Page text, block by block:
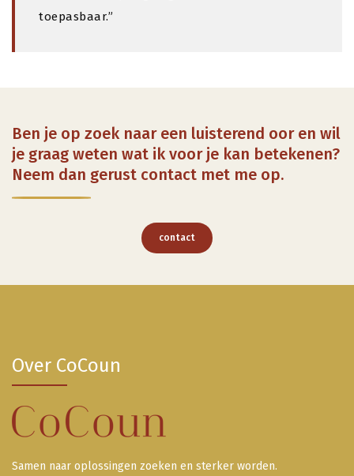
toepasbaar.”
Ben je op zoek naar een luisterend oor en wil
je graag weten wat ik voor je kan betekenen?
Neem dan gerust contact met me op.
contact
Over CoCoun
Samen naar oplossingen zoeken en sterker worden.